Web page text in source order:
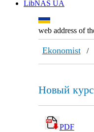
LibNAS UA
web address of
Ekonomist/
Новый
PDF